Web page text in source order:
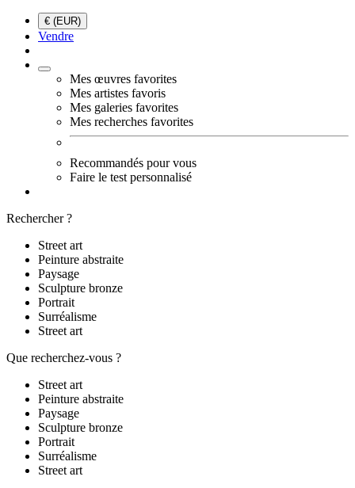
€ (EUR)
Vendre
Mes œuvres favorites
Mes artistes favoris
Mes galeries favorites
Mes recherches favorites
Recommandés pour vous
Faire le test personnalisé
Rechercher ?
Street art
Peinture abstraite
Paysage
Sculpture bronze
Portrait
Surréalisme
Street art
Que recherchez-vous ?
Street art
Peinture abstraite
Paysage
Sculpture bronze
Portrait
Surréalisme
Street art